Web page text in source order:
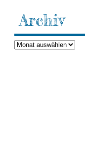
Archiv
Archiv